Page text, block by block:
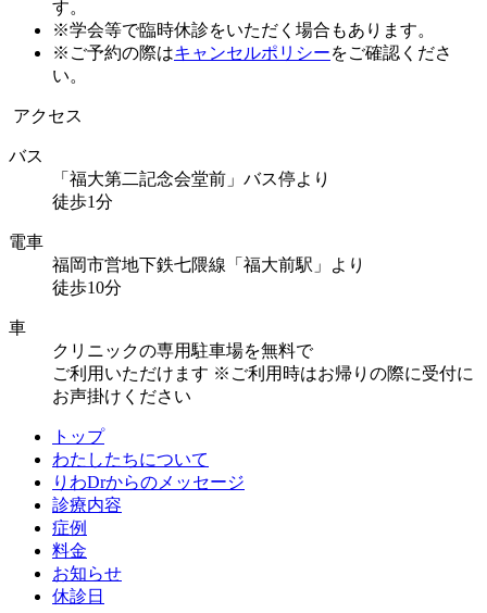
す。
※学会等で臨時休診をいただく場合もあります。
※ご予約の際はキャンセルポリシーをご確認くださ
い。
アクセス
バス
「福大第二記念会堂前」バス停より
徒歩1分
電車
福岡市営地下鉄七隈線「福大前駅」より
徒歩10分
車
クリニックの専用駐車場を無料で
ご利用いただけます ※ご利用時はお帰りの際に受付に
お声掛けください
トップ
わたしたちについて
りわDrからのメッセージ
診療内容
症例
料金
お知らせ
休診日